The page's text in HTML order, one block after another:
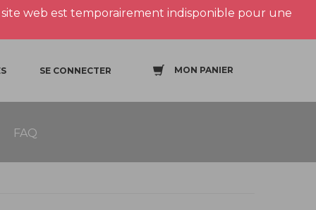
web est temporairement indisponible pour une
SE CONNECTER MON PANIER
FAQ